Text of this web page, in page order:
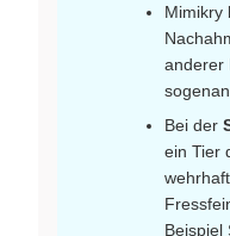
Mimikry
anderer
Bei der
ein Tier
Beispiel